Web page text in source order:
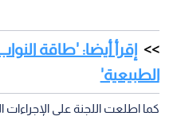
إقرأ أيضا: 'طاقة
الطبيعية'
كما اطلعت اللجنة على الإجراءات